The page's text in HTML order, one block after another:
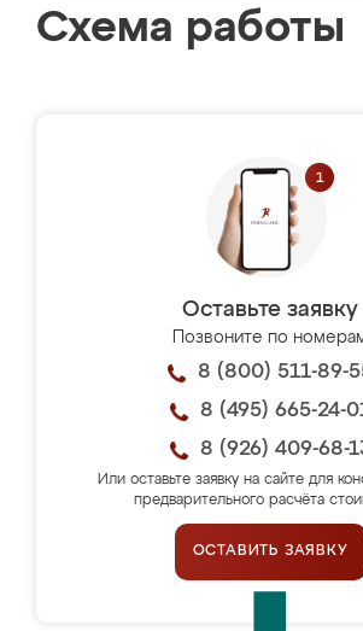
Схема работы
Оставьте заявку
Позвоните по
8 (800) 511-89-
8 (495) 665-24-
8 (926) 409-68-
Или оставьте заявку на сайте для
предварительного расчёта
ОСТАВИТЬ ЗАЯВКУ